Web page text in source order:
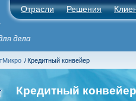
Отрасли Решения
/ Кредитный конвейер
Кредитный